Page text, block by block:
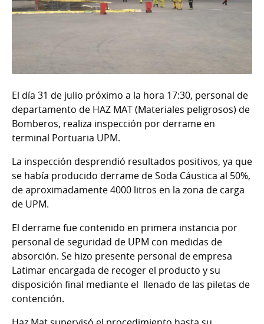
El día 31 de julio próximo a la hora 17:30, personal de
departamento de HAZ MAT (Materiales peligrosos) de
Bomberos, realiza inspección por derrame en
terminal Portuaria UPM.
La inspección desprendió resultados positivos, ya que
se había producido derrame de Soda Cáustica al 50%,
de aproximadamente 4000 litros en la zona de carga
de UPM.
El derrame fue contenido en primera instancia por
personal de seguridad de UPM con medidas de
absorción. Se hizo presente personal de empresa
Latimar encargada de recoger el producto y su
disposición final mediante el llenado de las piletas de
contención.